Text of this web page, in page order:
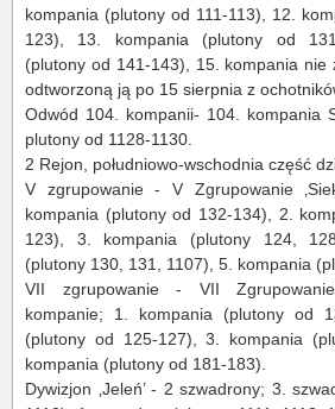
kompania (plutony od 111-113), 12.
123), 13. kompania (plutony od
(plutony od 141-143), 15. kompania nie
odtworzoną ją po 15 sierpnia z
Odwód 104. kompanii- 104. kompania
plutony od 1128-1130.
2 Rejon, południowo-wschodnia część
V zgrupowanie - V Zgrupowanie
kompania (plutony od 132-134), 2.
123), 3. kompania (plutony 124,
(plutony 130, 131, 1107), 5. kompania
VII zgrupowanie - VII
kompanie; 1. kompania (plutony od
(plutony od 125-127), 3. kompania
kompania (plutony od 181-183).
Dywizjon ‚Jeleń’ - 2 szwadrony; 3.